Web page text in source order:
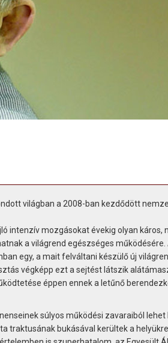
világban a 2008-ban kezdődött
intenzív mozgásokat évekig olyan káros,
a világrend egészséges működésére.
egy, a mait felváltani készülő új
végképp ezt a sejtést látszik
éppen ennek a letűnő
súlyos működési zavaraiból lehet
traktusának bukásával kerültek a